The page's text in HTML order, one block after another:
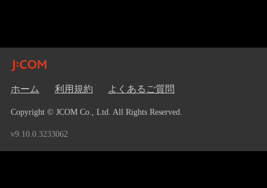
ホーム 利用規約 よくあるご質問
Copyright © JCOM Co., Ltd. All Rights Reserved.
v9.10.0.3233062